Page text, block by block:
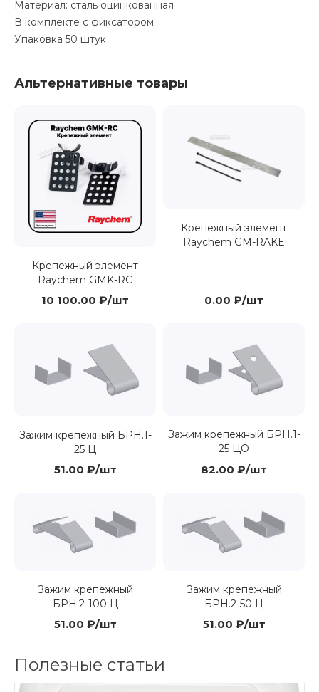
Материал: сталь оцинкованная
В комплекте с фиксатором.
Упаковка 50 штук
Альтернативные товары
Крепежный элемент
Raychem GMK-RC
10 100.00 ₽/шт
Крепежный элемент
Raychem GM-RAKE
0.00 ₽/шт
Зажим крепежный БРН.1-
25 Ц
51.00 ₽/шт
Зажим крепежный БРН.1-
25 ЦО
82.00 ₽/шт
Зажим крепежный
БРН.2-100 Ц
51.00 ₽/шт
Зажим крепежный
БРН.2-50 Ц
51.00 ₽/шт
Полезные статьи